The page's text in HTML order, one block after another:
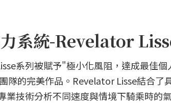
系統-Revelator
系列被賦予"極小化風阻，達成最佳
隊的完美作品。Revelator Lisse結合了
業技術分析不同速度與情境下騎乘時的